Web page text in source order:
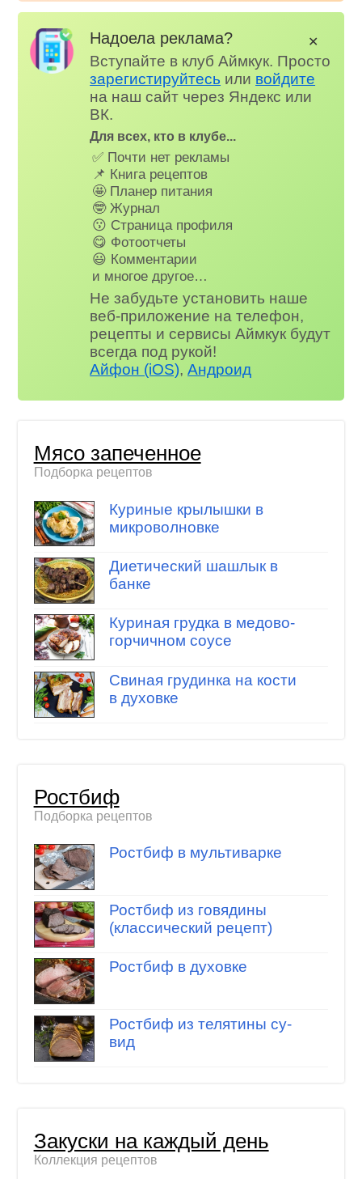
Надоела реклама?
Вступайте в клуб Аймкук. Просто
зарегистируйтесь или войдите
на наш сайт через Яндекс или
ВК.
Для всех, кто в клубе...
✅ Почти нет рекламы
📌 Книга рецептов
🤩 Планер питания
🤓 Журнал
😗 Страница профиля
😋 Фотоотчеты
😃 Комментарии
и многое другое…
Не забудьте установить наше
веб-приложение на телефон,
рецепты и сервисы Аймкук будут
всегда под рукой!
Айфон (iOS),Андроид
✕
Мясо запеченное
Подборка рецептов
Куриные крылышки в
микроволновке
Диетический шашлык в
банке
Куриная грудка в медово-
горчичном соусе
Свиная грудинка на кости
в духовке
Ростбиф
Подборка рецептов
Ростбиф в мультиварке
Ростбиф из говядины
(классический рецепт)
Ростбиф в духовке
Ростбиф из телятины су-
вид
Закуски на каждый день
Коллекция рецептов